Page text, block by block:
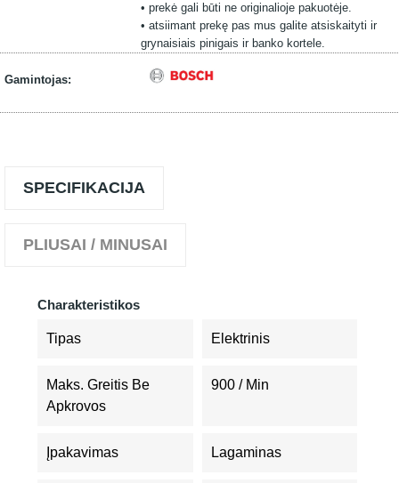
• prekė gali būti ne originalioje pakuotėje.
• atsiimant prekę pas mus galite atsiskaityti ir
grynaisiais pinigais ir banko kortele.
Gamintojas:
SPECIFIKACIJA
PLIUSAI / MINUSAI
Charakteristikos
Tipas Elektrinis
Maks. Greitis Be
Apkrovos
900 / Min
Įpakavimas Lagaminas